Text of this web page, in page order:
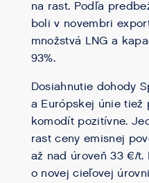
na rast. Podľa
boli v novembri
množstvá LNG a
93%.
Dosiahnutie dohody
a Európskej únie tiež
komodít pozitívne.
rast ceny emisnej
až nad úroveň 33 €/
o novej cieľovej